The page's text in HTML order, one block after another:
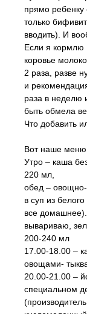
прямо ребенку
только
вводить). И
Если я кормлю
коровье
2 раза, разве
и
раза в неделю
быть обмела
Что добавить
Вот наше
Утро – каша
220 мл,
обед –
в суп из
все
вывариваю,
200-240 мл
17.00-18.00 –
овощами-
20.00-21.00 –
специальном